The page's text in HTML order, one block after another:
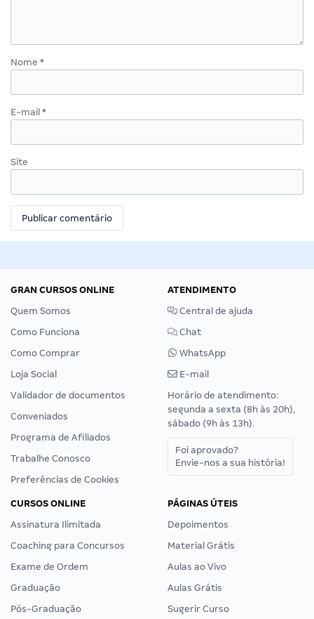
Nome *
E-mail *
Site
GRAN CURSOS ONLINE
Quem Somos
Como Funciona
Como Comprar
Loja Social
Validador de documentos
Conveniados
Programa de Afiliados
Trabalhe Conosco
Preferências de Cookies
ATENDIMENTO
Central de ajuda
Chat
WhatsApp
E-mail
Horário de atendimento:
segunda a sexta (8h às 20h),
sábado (9h às 13h).
Foi aprovado?
Envie-nos a sua história!
CURSOS ONLINE
Assinatura Ilimitada
Coaching para Concursos
Exame de Ordem
Graduação
Pós-Graduação
PÁGINAS ÚTEIS
Depoimentos
Material Grátis
Aulas ao Vivo
Aulas Grátis
Sugerir Curso